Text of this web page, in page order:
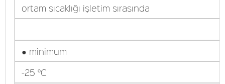
ortam sıcaklığı işletim sırasında
● minimum
-25 °C